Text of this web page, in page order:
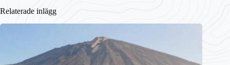
Relaterade inlägg